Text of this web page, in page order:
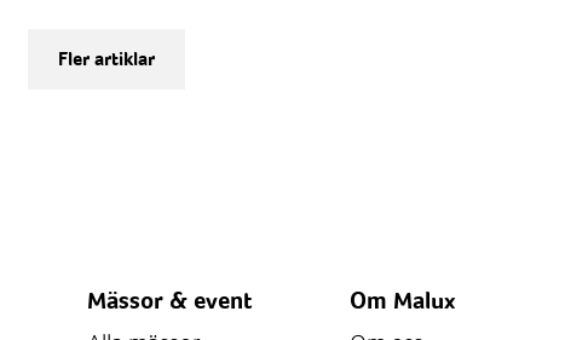
Fler artiklar
Mässor & event Om Malux